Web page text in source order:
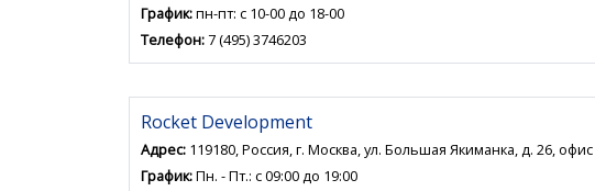
График:пн-пт: с 10-00 до 18-00
Телефон: 7 (495) 3746203
Rocket Development
Адрес: 119180, Россия, г. Москва, ул. Большая Якиманка, д. 26,
График:Пн. - Пт.: с 09:00 до 19:00